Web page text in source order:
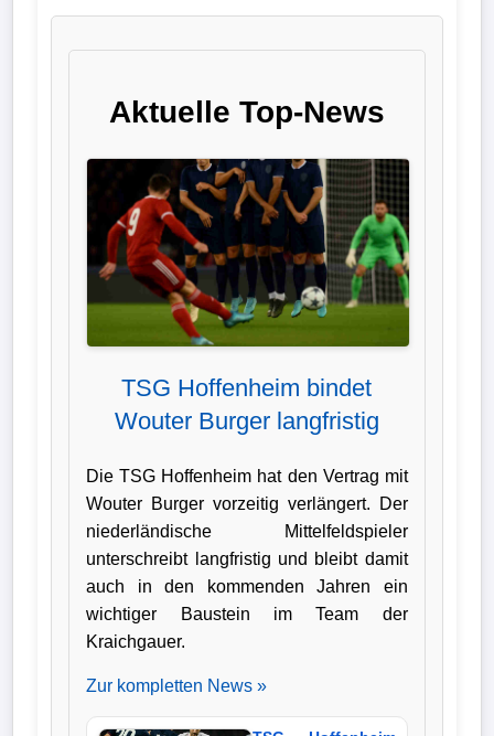
Nationalmannschaft
Vereinsnews
Wechselgerüchte
Verletzungspech
Frauenfußball
Sportnews
eSports
STATISTIKEN
Bundesliga
Aktuelle Top-News
TSG Hoffenheim bindet
Wouter Burger langfristig
Die TSG Hoffenheim hat den Vertrag mit
Wouter Burger vorzeitig verlängert. Der
niederländische Mittelfeldspieler
unterschreibt langfristig und bleibt damit
auch in den kommenden Jahren ein
wichtiger Baustein im Team der
Kraichgauer.
Zur kompletten News »